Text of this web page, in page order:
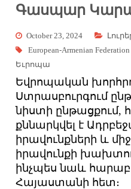
Գասպար
October 23, 2024
European-Armenian
Եւրոպա
Եվրոպական
Ստրասբուրգում
նիստի ընթացքում,
քննարկվել է
իրավունքների և
իրավունքի
ինչպես նաև
Հայաստանի հետ։